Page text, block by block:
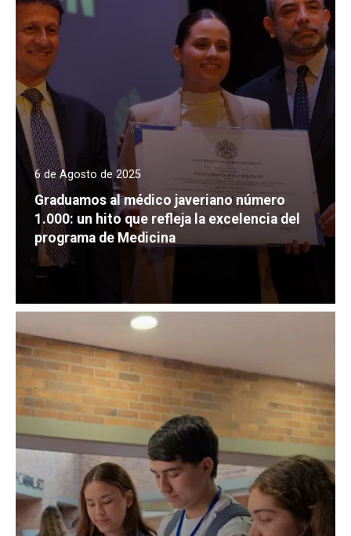
6 de Agosto de 2025
Graduamos al médico javeriano número
1.000: un hito que refleja la excelencia del
programa de Medicina